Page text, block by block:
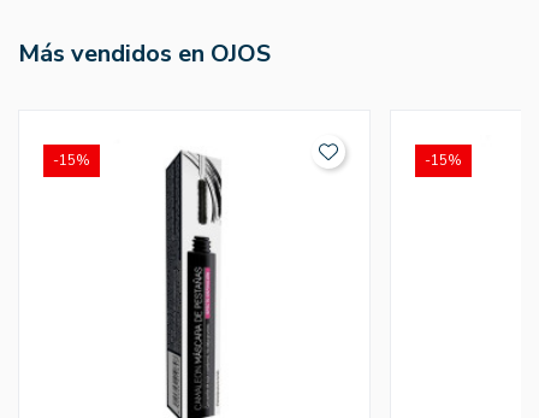
Más vendidos en OJOS
-15% -15%